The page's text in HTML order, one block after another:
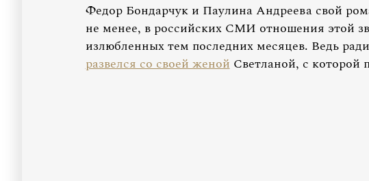
Федор Бондарчук и Паулина Андреева свой
не менее, в российских СМИ отношения этой
излюбленных тем последних месяцев. Ведь
развелся со своей женойСветланой, с которой